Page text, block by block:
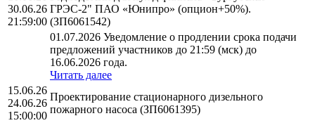
30.06.26
21:59:00
ГРЭС-2" ПАО «Юнипро» (опцион+50%).
(ЗП6061542)
01.07.2026 Уведомление о продлении срока подачи
предложений участников до 21:59 (мск) до
16.06.2026 года.
Читать далее
15.06.26
24.06.26
15:00:00
Проектирование стационарного дизельного
пожарного насоса (ЗП6061395)